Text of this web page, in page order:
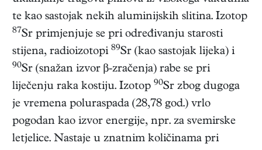
te kao sastojak nekih aluminijskih slitina. Izotop
87Sr primjenjuje se pri određivanju starosti
stijena, radioizotopi 89Sr (kao sastojak lijeka) i
90Sr (snažan izvor β-zračenja) rabe se pri
liječenju raka kostiju. Izotop 90Sr zbog dugoga
je vremena poluraspada (28,78 god.) vrlo
pogodan kao izvor energije, npr. za svemirske
letjelice. Nastaje u znatnim količinama pri